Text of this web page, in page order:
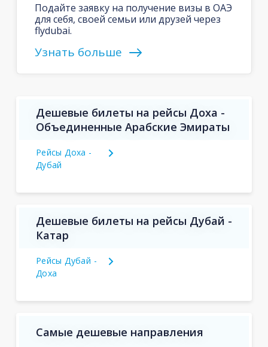
Подайте заявку на получение визы в ОАЭ
для себя, своей семьи или друзей через
flydubai.
Узнать больше
Дешевые билеты на рейсы Доха -
Объединенные Арабские Эмираты
Рейсы Доха -
Дубай
Дешевые билеты на рейсы Дубай -
Катар
Рейсы Дубай -
Доха
Самые дешевые направления